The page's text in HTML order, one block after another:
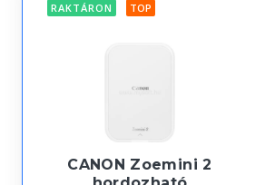
RAKTÁRON TOP
CANON Zoemini 2